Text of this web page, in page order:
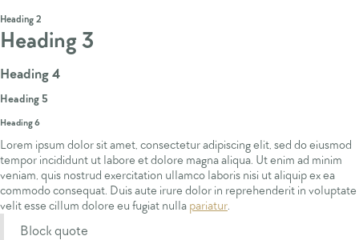
Heading 2
Heading 3
Heading 4
Heading 5
Heading 6
Lorem ipsum dolor sit amet, consectetur adipiscing elit, sed do eiusmod
tempor incididunt ut labore et dolore magna aliqua. Ut enim ad minim
veniam, quis nostrud exercitation ullamco laboris nisi ut aliquip ex ea
commodo consequat. Duis aute irure dolor in reprehenderit in voluptate
velit esse cillum dolore eu fugiat nulla pariatur.
Block quote